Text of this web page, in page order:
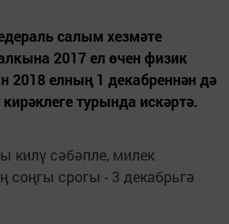
салым хезмәте
2017 ел өчен физик
2018 елның 1 декабреннән дә
турында искәртә.
килү сәбәпле, милек
соңгы срогы - 3 декабрьгә